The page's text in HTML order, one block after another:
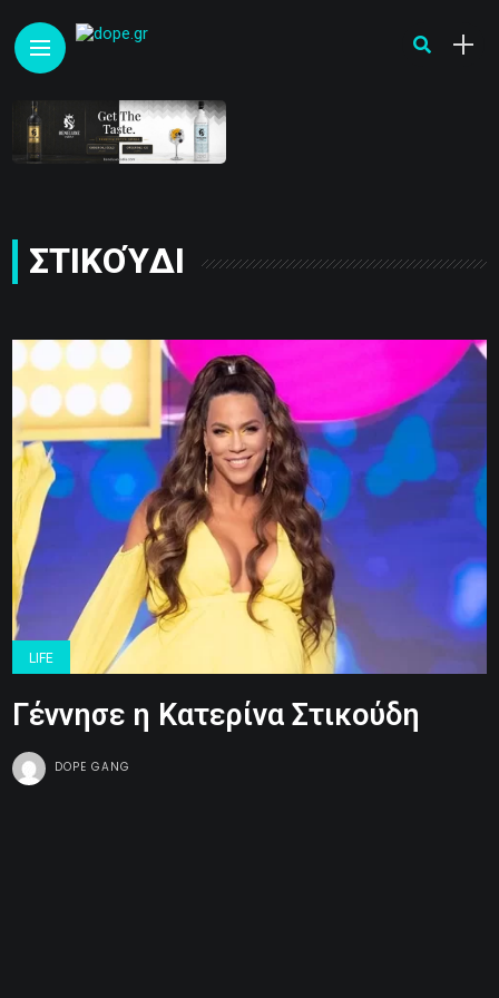
ΣΤΙΚΟΎΔΙ
LIFE
Γέννησε η Κατερίνα Στικούδη
DOPE GANG